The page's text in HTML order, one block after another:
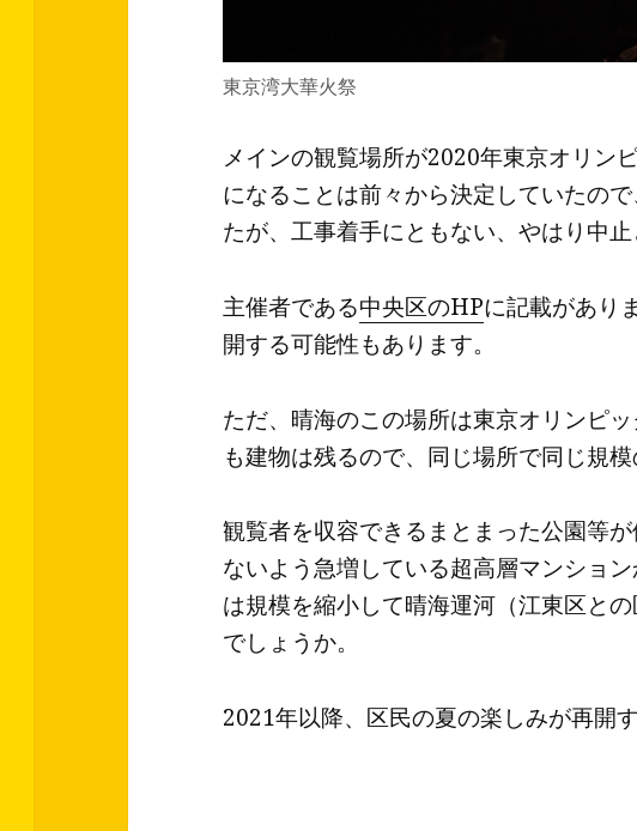
東京湾大華火祭
メインの観覧場所が2020年東京オリン
になることは前々から決定していたの
たが、工事着手にともない、やはり中止
主催者である中央区のHPに記載があり
開する可能性もあります。
ただ、晴海のこの場所は東京オリンピ
も建物は残るので、同じ場所で同じ規模
観覧者を収容できるまとまった公園等
ないよう急増している超高層マンショ
は規模を縮小して晴海運河（江東区と
でしょうか。
2021年以降、区民の夏の楽しみが再開